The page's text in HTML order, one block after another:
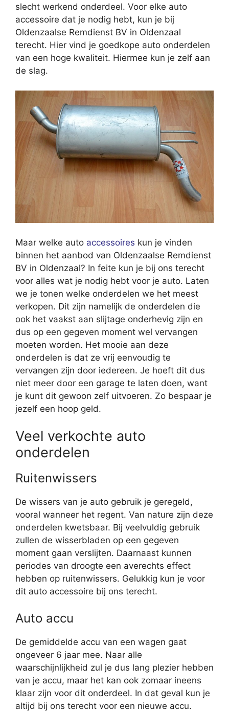
slecht werkend onderdeel. Voor elke auto
accessoire dat je nodig hebt, kun je bij
Oldenzaalse Remdienst BV in Oldenzaal
terecht. Hier vind je goedkope auto onderdelen
van een hoge kwaliteit. Hiermee kun je zelf aan
de slag.
Maar welke auto accessoires kun je vinden
binnen het aanbod van Oldenzaalse Remdienst
BV in Oldenzaal? In feite kun je bij ons terecht
voor alles wat je nodig hebt voor je auto. Laten
we je tonen welke onderdelen we het meest
verkopen. Dit zijn namelijk de onderdelen die
ook het vaakst aan slijtage onderhevig zijn en
dus op een gegeven moment wel vervangen
moeten worden. Het mooie aan deze
onderdelen is dat ze vrij eenvoudig te
vervangen zijn door iedereen. Je hoeft dit dus
niet meer door een garage te laten doen, want
je kunt dit gewoon zelf uitvoeren. Zo bespaar je
jezelf een hoop geld.
Veel verkochte auto
onderdelen
Ruitenwissers
De wissers van je auto gebruik je geregeld,
vooral wanneer het regent. Van nature zijn deze
onderdelen kwetsbaar. Bij veelvuldig gebruik
zullen de wisserbladen op een gegeven
moment gaan verslijten. Daarnaast kunnen
periodes van droogte een averechts effect
hebben op ruitenwissers. Gelukkig kun je voor
dit auto accessoire bij ons terecht.
Auto accu
De gemiddelde accu van een wagen gaat
ongeveer 6 jaar mee. Naar alle
waarschijnlijkheid zul je dus lang plezier hebben
van je accu, maar het kan ook zomaar ineens
klaar zijn voor dit onderdeel. In dat geval kun je
altijd bij ons terecht voor een nieuwe accu.